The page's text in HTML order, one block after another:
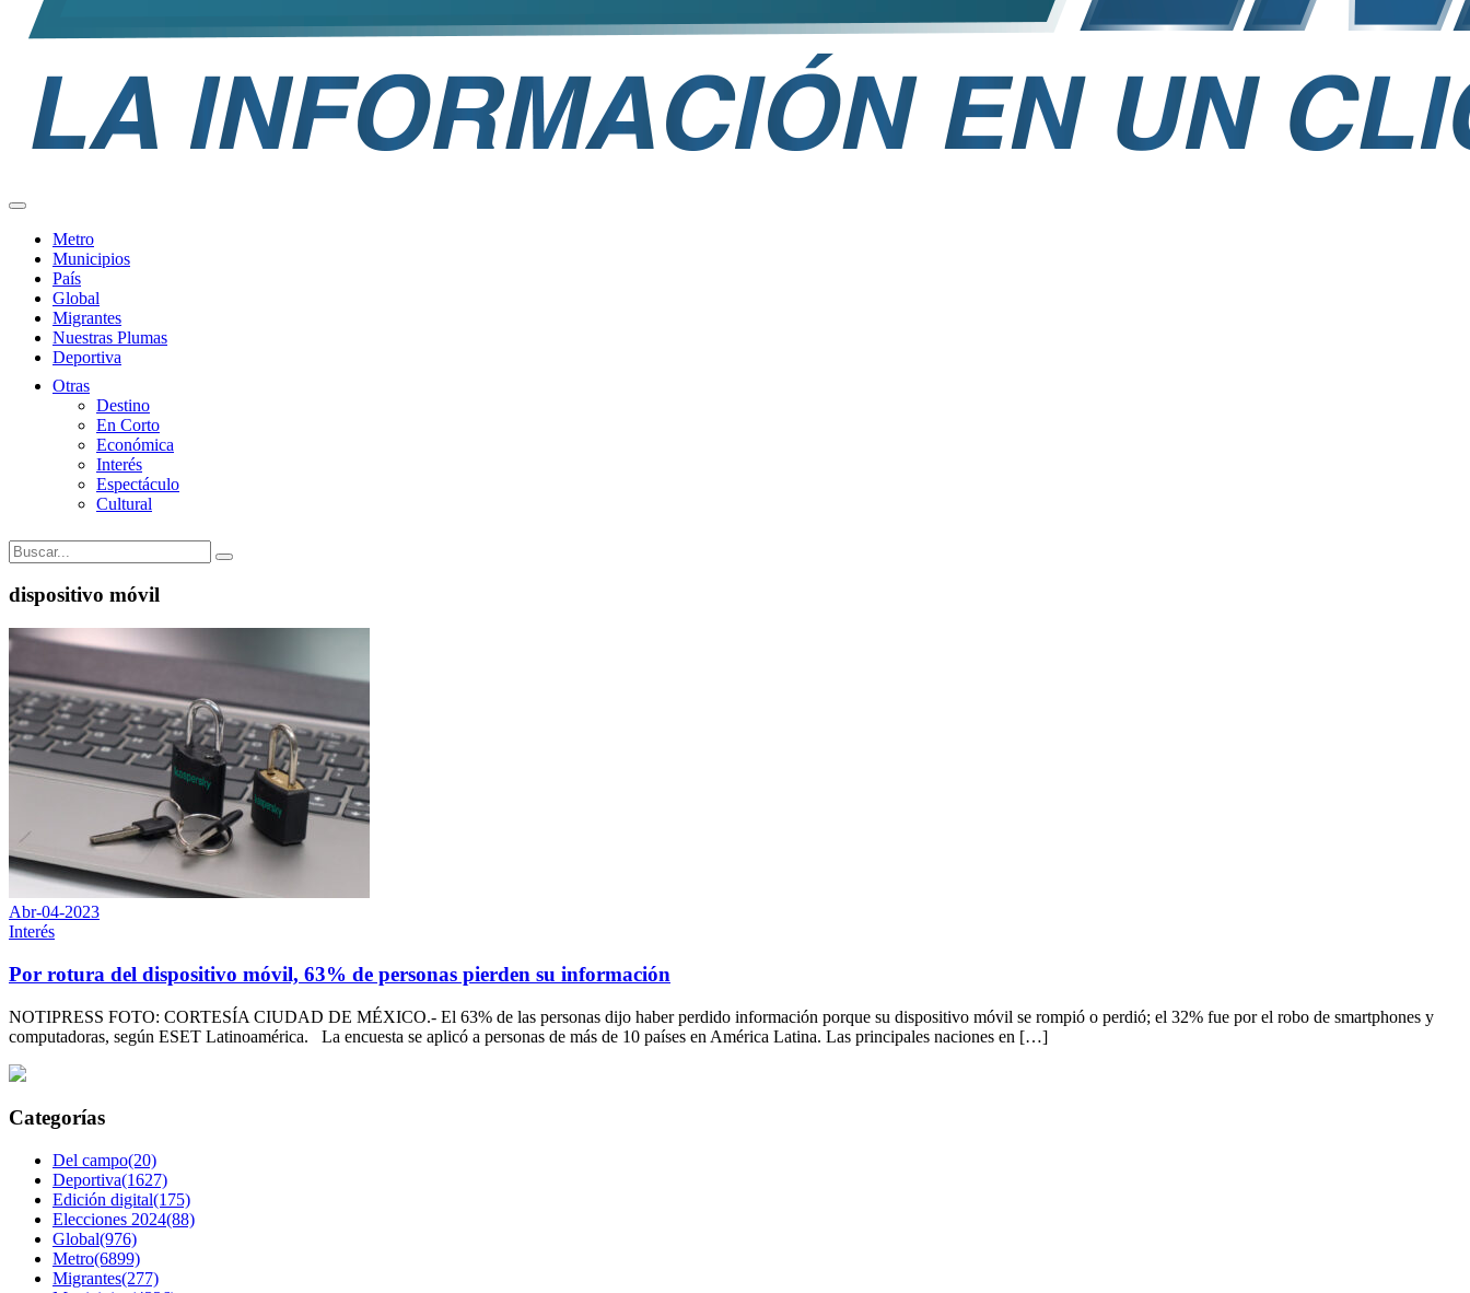
Metro
Municipios
País
Global
Migrantes
Nuestras Plumas
Deportiva
Otras
Destino
En Corto
Económica
Interés
Espectáculo
Cultural
dispositivo móvil
Abr-04-2023
Interés
Por rotura del dispositivo móvil, 63% de personas pierden su información
NOTIPRESS FOTO: CORTESÍA CIUDAD DE MÉXICO.- El 63% de las personas dijo haber perdido información porque su dispositivo móvil se rompió o perdió; el 32% fue por el robo de smartphones y
computadoras, según ESET Latinoamérica. La encuesta se aplicó a personas de más de 10 países en América Latina. Las principales naciones en […]
Categorías
Del campo(20)
Deportiva(1627)
Edición digital(175)
Elecciones 2024(88)
Global(976)
Metro(6899)
Migrantes(277)